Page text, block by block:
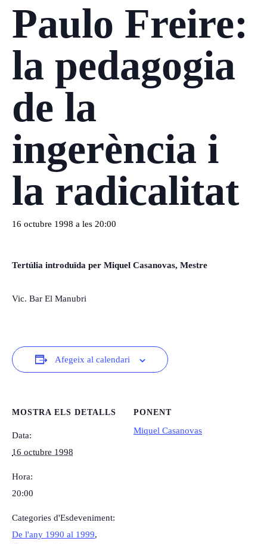
Paulo Freire:
la pedagogia
de la
ingerència i
la radicalitat
16 octubre 1998 a les 20:00
Tertúlia introduïda per Miquel Casanovas, Mestre
Vic. Bar El Manubri
Afegeix al calendari
MOSTRA ELS DETALLS
Data:
16 octubre 1998
Hora:
20:00
Categories d'Esdeveniment:
De l'any 1990 al 1999,
PONENT
Miquel Casanovas